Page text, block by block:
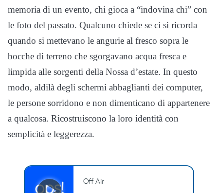
memoria di un evento, chi gioca a “indovina chi” con
le foto del passato. Qualcuno chiede se ci si ricorda
quando si mettevano le angurie al fresco sopra le
bocche di terreno che sgorgavano acqua fresca e
limpida alle sorgenti della Nossa d’estate. In questo
modo, aldilà degli schermi abbaglianti dei computer,
le persone sorridono e non dimenticano di appartenere
a qualcosa. Ricostruiscono la loro identità con
semplicità e leggerezza.